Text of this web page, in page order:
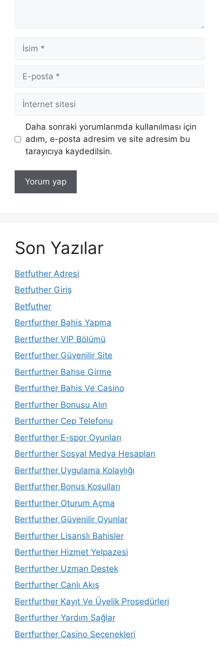
İsim
posta
İnternet
Daha sonraki yorumlarımda kullanılması için
adım, e-posta adresim ve site adresim bu
tarayıcıya kaydedilsin.
Son Yazılar
Betfuther Adresi
Betfuther Giriş
Betfuther
Bertfurther Bahis Yapma
Bertfurther VIP Bölümü
Bertfurther Güvenilir Site
Bertfurther Bahse Girme
Bertfurther Bahis Ve Casino
Bertfurther Bonusu Alın
Bertfurther Cep Telefonu
Bertfurther E-spor Oyunları
Bertfurther Sosyal Medya Hesapları
Bertfurther Uygulama Kolaylığı
Bertfurther Bonus Koşulları
Bertfurther Oturum Açma
Bertfurther Güvenilir Oyunlar
Bertfurther Lisanslı Bahisler
Bertfurther Hizmet Yelpazesi
Bertfurther Uzman Destek
Bertfurther Canlı Akış
Bertfurther Kayıt Ve Üyelik Prosedürleri
Bertfurther Yardım Sağlar
Bertfurther Casino Seçenekleri